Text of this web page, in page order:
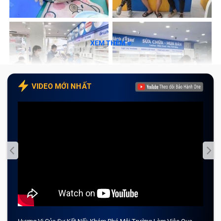
Dấu hiệu cần thay màn hình điện thoại
Samsung Tab S7
Trong quá trình sử dụng, màn hình điện thoại có các
dấu hiệu sau đây, Bảo Hành One khuyên bạn cần đưa
máy đến những trung tâm có uy tín để được kiểm tra,
tránh để lâu dài ảnh hưởng đến các bộ phận lân cận
XEM THÊM
VIDEO MỚI NHẤT